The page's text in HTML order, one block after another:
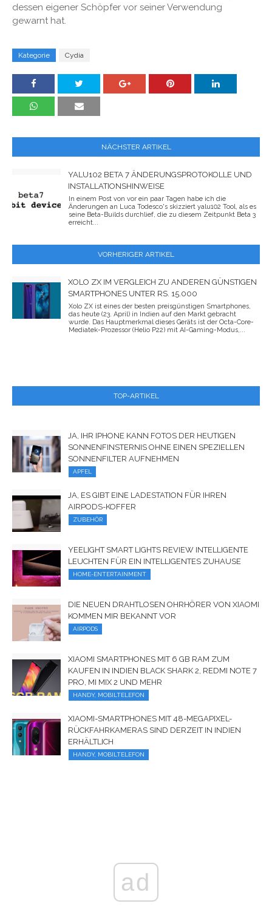
dessen eigener Schöpfer vor seiner Verwendung
gewarnt hat.
Kategorie Cydia
NÄCHSTER ARTIKEL
YALU102 BETA 7 ÄNDERUNGSPROTOKOLLE UND
INSTALLATIONSHINWEISE
In einem Post von vor ein paar Tagen habe ich die
Änderungen an Luca Todesco's skizziert yalu102 Tool, als es
seine Beta-Builds durchlief, die zu diesem Zeitpunkt Beta 3
erreicht...
VORHERIGER ARTIKEL
XOLO ZX IM VERGLEICH ZU ANDEREN GÜNSTIGEN
SMARTPHONES UNTER RS. 15.000
Xolo ZX ist eines der besten preisgünstigen Smartphones,
das heute (23. April) in Indien auf den Markt gebracht
wurde. Das Hauptmerkmal dieses Geräts ist der Octa-Core-
Mediatek-Prozessor (Helio P22) mit AI-Gaming-Modus,...
TOP-ARTIKEL
JA, IHR IPHONE KANN FOTOS DER HEUTIGEN
SONNENFINSTERNIS OHNE EINEN SPEZIELLEN
SONNENFILTER AUFNEHMEN
APFEL
JA, ES GIBT EINE LADESTATION FÜR IHREN
AIRPODS-KOFFER
ZUBEHÖR
YEELIGHT SMART LIGHTS REVIEW INTELLIGENTE
LEUCHTEN FÜR EIN INTELLIGENTES ZUHAUSE
HOME-ENTERTAINMENT
DIE NEUEN DRAHTLOSEN OHRHÖRER VON XIAOMI
KOMMEN MIR BEKANNT VOR
AIRPODS
XIAOMI SMARTPHONES MIT 6 GB RAM ZUM
KAUFEN IN INDIEN BLACK SHARK 2, REDMI NOTE 7
PRO, MI MIX 2 UND MEHR
HANDY, MOBILTELEFON
XIAOMI-SMARTPHONES MIT 48-MEGAPIXEL-
RÜCKFAHRKAMERAS SIND DERZEIT IN INDIEN
ERHÄLTLICH
HANDY, MOBILTELEFON
ad